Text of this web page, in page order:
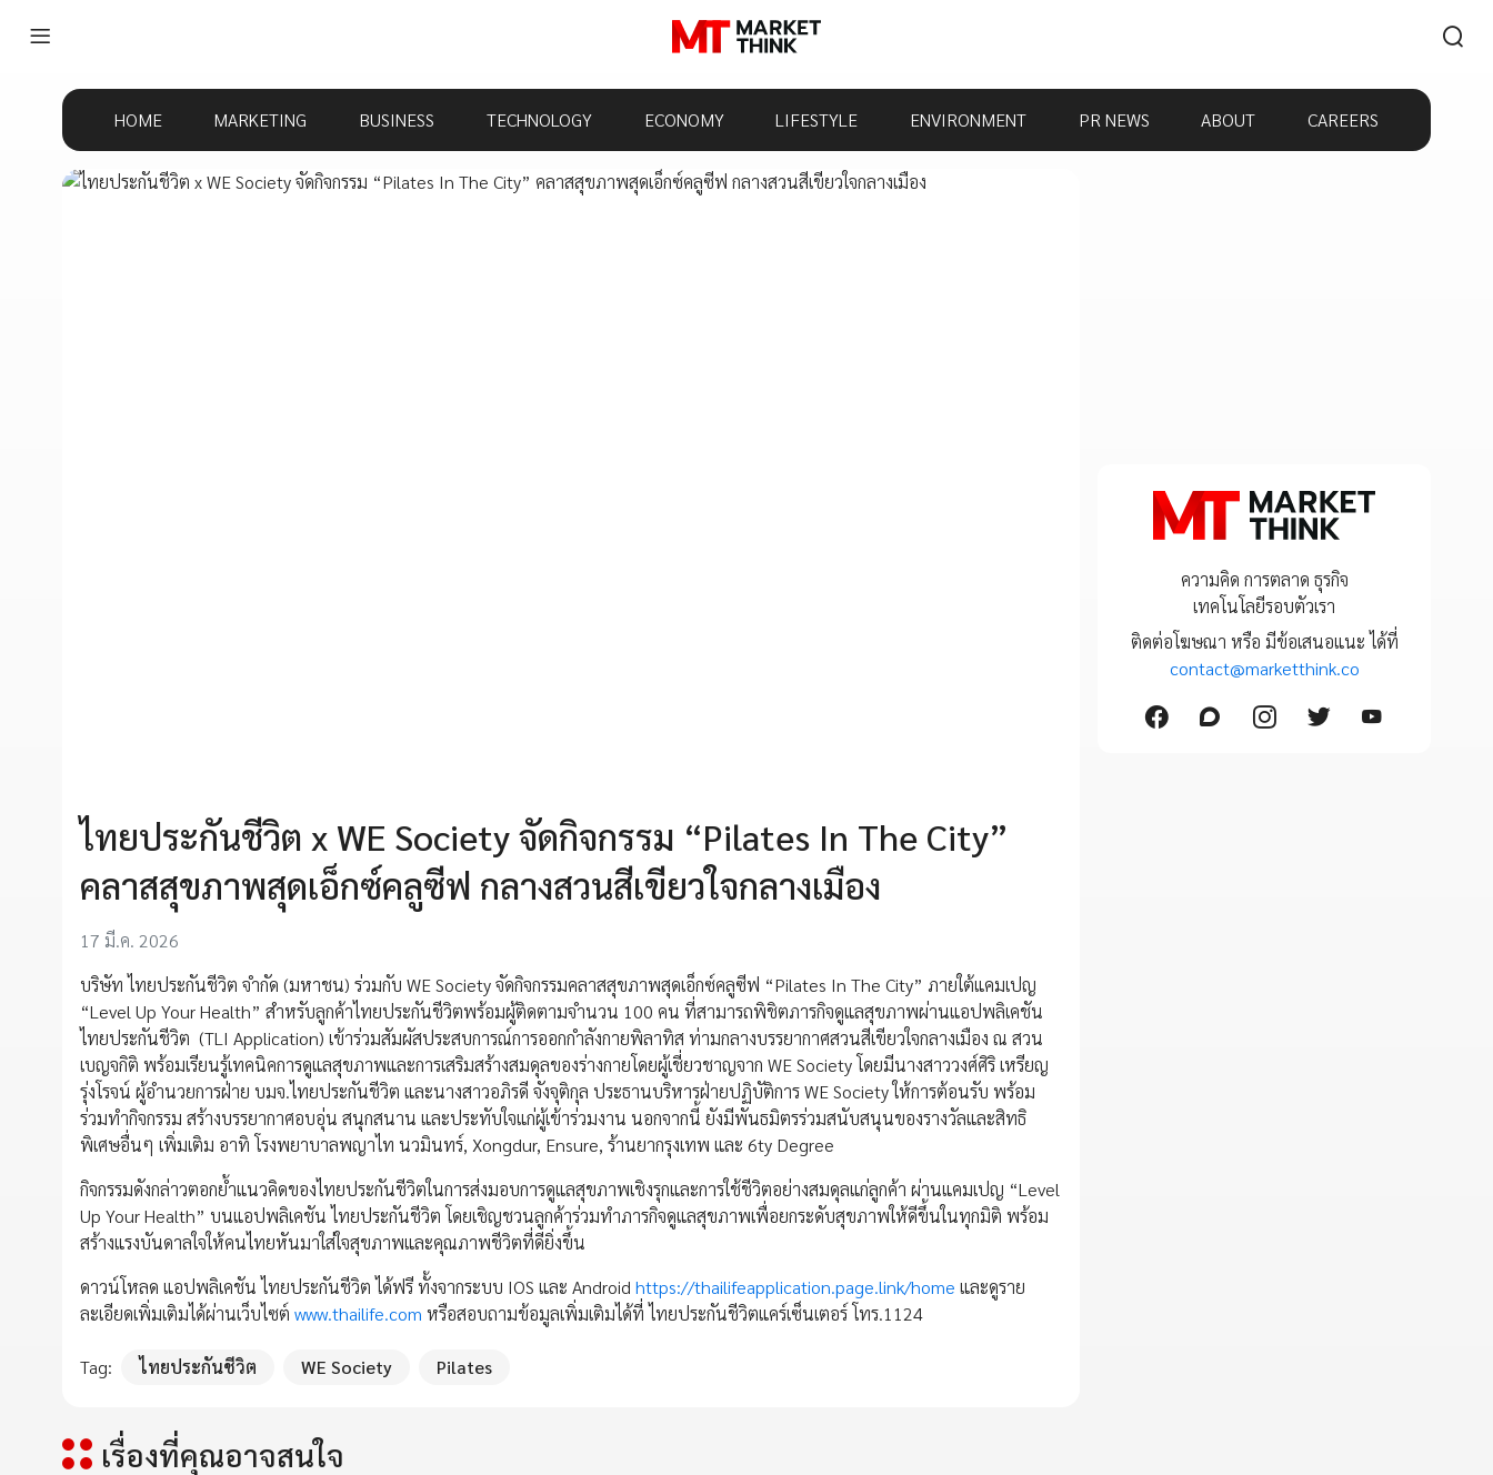
HOME MARKETING BUSINESS TECHNOLOGY ECONOMY LIFESTYLE ENVIRONMENT PR NEWS ABOUT CAREERS
ไทยประกันชีวิต x WE Society จัดกิจกรรม “Pilates In The City”
คลาสสุขภาพสุดเอ็กซ์คลูซีฟ กลางสวนสีเขียวใจกลางเมือง
17 มี.ค. 2026
บริษัท ไทยประกันชีวิต จำกัด (มหาชน) ร่วมกับ WE Society จัดกิจกรรมคลาสสุขภาพสุดเอ็กซ์คลูซีฟ “Pilates In The City” ภายใต้แคมเปญ
“Level Up Your Health” สำหรับลูกค้าไทยประกันชีวิตพร้อมผู้ติดตามจำนวน 100 คน ที่สามารถพิชิตภารกิจดูแลสุขภาพผ่านแอปพลิเคชัน
ไทยประกันชีวิต (TLI Application) เข้าร่วมสัมผัสประสบการณ์การออกกำลังกายพิลาทิส ท่ามกลางบรรยากาศสวนสีเขียวใจกลางเมือง ณ สวน
เบญจกิติ พร้อมเรียนรู้เทคนิคการดูแลสุขภาพและการเสริมสร้างสมดุลของร่างกายโดยผู้เชี่ยวชาญจาก WE Society โดยมีนางสาววงศ์ศิริ เหรียญ
รุ่งโรจน์ ผู้อำนวยการฝ่าย บมจ.ไทยประกันชีวิต และนางสาวอภิรดี จังจุติกุล ประธานบริหารฝ่ายปฏิบัติการ WE Society ให้การต้อนรับ พร้อม
ร่วมทำกิจกรรม สร้างบรรยากาศอบอุ่น สนุกสนาน และประทับใจแก่ผู้เข้าร่วมงาน นอกจากนี้ ยังมีพันธมิตรร่วมสนับสนุนของรางวัลและสิทธิ
พิเศษอื่นๆ เพิ่มเติม อาทิ โรงพยาบาลพญาไท นวมินทร์, Xongdur, Ensure, ร้านยากรุงเทพ และ 6ty Degree
กิจกรรมดังกล่าวตอกย้ำแนวคิดของไทยประกันชีวิตในการส่งมอบการดูแลสุขภาพเชิงรุกและการใช้ชีวิตอย่างสมดุลแก่ลูกค้า ผ่านแคมเปญ “Level
Up Your Health” บนแอปพลิเคชัน ไทยประกันชีวิต โดยเชิญชวนลูกค้าร่วมทำภารกิจดูแลสุขภาพเพื่อยกระดับสุขภาพให้ดีขึ้นในทุกมิติ พร้อม
สร้างแรงบันดาลใจให้คนไทยหันมาใส่ใจสุขภาพและคุณภาพชีวิตที่ดียิ่งขึ้น
ดาวน์โหลด แอปพลิเคชัน ไทยประกันชีวิต ได้ฟรี ทั้งจากระบบ IOS และ Android https://thailifeapplication.page.link/home และดูราย
ละเอียดเพิ่มเติมได้ผ่านเว็บไซต์ www.thailife.com หรือสอบถามข้อมูลเพิ่มเติมได้ที่ ไทยประกันชีวิตแคร์เซ็นเตอร์ โทร.1124
Tag: ไทยประกันชีวิต WE Society Pilates
ความคิด การตลาด ธุรกิจ
เทคโนโลยีรอบตัวเรา
ติดต่อโฆษณา หรือ มีข้อเสนอแนะ ได้ที่
contact@marketthink.co
เรื่องที่คุณอาจสนใจ